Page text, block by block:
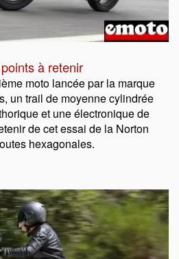
à retenir
moto lancée par la marque
un trail de moyenne cylindrée
et une électronique de
de cet essai de la Norton
hexagonales.